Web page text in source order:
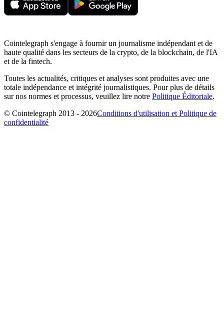
Cointelegraph s'engage à fournir un journalisme indépendant et de
haute qualité dans les secteurs de la crypto, de la blockchain, de l'IA
et de la fintech.
Toutes les actualités, critiques et analyses sont produites avec une
totale indépendance et intégrité journalistiques. Pour plus de détails
sur nos normes et processus, veuillez lire notre Politique Éditoriale.
© Cointelegraph 2013 - 2026Conditions d'utilisation et Politique de
confidentialité